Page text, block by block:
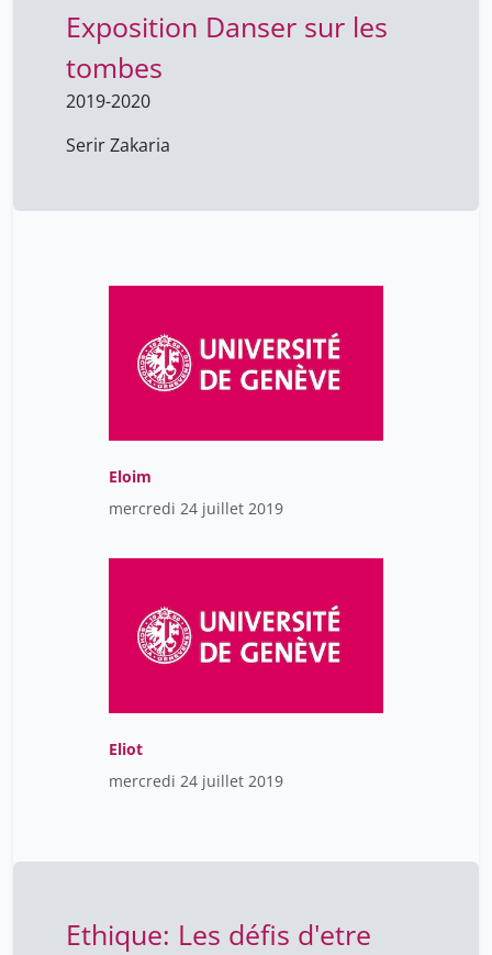
Exposition Danser sur les
tombes
2019-2020
Serir Zakaria
Eloim
mercredi 24 juillet 2019
Eliot
mercredi 24 juillet 2019
Ethique: Les défis d'etre